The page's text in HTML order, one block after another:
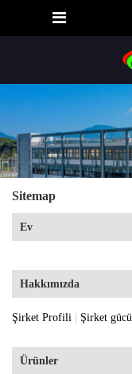
Sitemap
Ev
Hakkımızda
Şirket Profili | Şirket gücü
Ürünler